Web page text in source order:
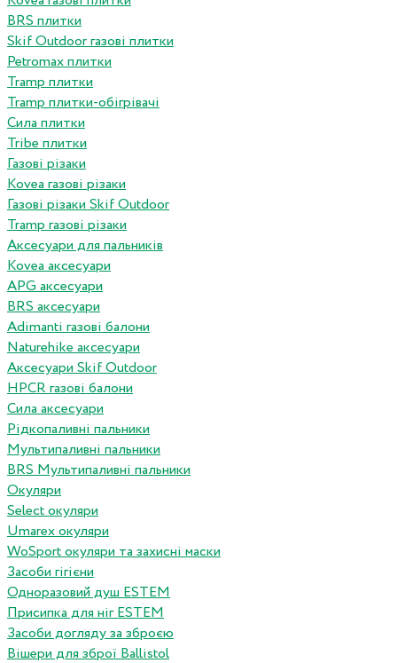
BRS плитки
Skif Outdoor газові плитки
Petromax плитки
Tramp плитки
Tramp плитки-обігрівачі
Сила плитки
Tribe плитки
Газові різаки
Kovea газові різаки
Газові різаки Skif Outdoor
Tramp газові різаки
Аксесуари для пальників
Kovea аксесуари
APG аксесуари
BRS аксесуари
Adimanti газові балони
Naturehike аксесуари
Аксесуари Skif Outdoor
HPCR газові балони
Сила аксесуари
Рідкопаливні пальники
Мультипаливні пальники
BRS Мультипаливні пальники
Окуляри
Select окуляри
Umarex окуляри
WoSport окуляри та захисні маски
Засоби гігієни
Одноразовий душ ESTEM
Присипка для ніг ESTEM
Засоби догляду за зброєю
Вішери для зброї Ballistol